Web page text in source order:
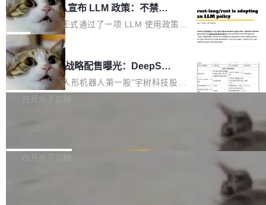
配、功耗与稳定性调优、兼容性测评及统一互联
等内容展开系统讲解和实战交流，帮助企业进一
步了解开源鸿蒙在智能...
Hub 员工 kdaigle 在 HN 讨论中贴出了一组数
据：2025 年全年 10 亿次 commit。现在，每周
2.75 亿次，全年预计 140 亿次。GitHub...
ontinual Harness。在 ARC-AGI 3 基准测试
上，Prime Agent + Opus 5 的组合达到了 95.
5% RHAE Best@1，超过了 ARC 报告的人类专
家基线 95.4%。 不是又一个 coding agent 包装
器 Prime Agent 的架构和市面上大多数 coding
agent 有本质区别。大多数 agent harness 的设
计是基于早期模型的能力—...
Rust 项目团队宣布 LLM 政策：不禁
止，但你要承认哪些代码不是你写的
Rust 语言项目正式通过了一项 LLM 使用政策，
覆盖 rust-lang/rust 单一仓库的代码贡献。这不
是项目级别的官方立场，目前由五个团队采纳，
但它可能是主流开源项目中关于 AI 辅助贡献最
细致的一份规则。 政策的核心只有一句话：LLM
可以用来分析、提炼、审阅、建议，但不能用来
不得生成涉及安全性的关键变更，除非作者本身
局
宇树科技 IPO 战略配售曝光：DeepSe
ek 获配 93.3 万股，锁定 36 个月
8月6日晚间，“人形机器人第一股”宇树科技股份
有限公司披露IPO发行价格及战略配售结果，杭
36个月。 公告显示，本次宇树科技战略配售对
白开水不加糖
Bug fixes and enhancements 修复多次传递同
白开水不加糖